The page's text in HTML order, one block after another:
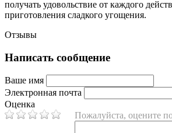
получать удовольствие от каждого
приготовления сладкого угощения.
Отзывы
Написать сообщение
Ваше имя
Электронная почта
Оценка
Пожалуйста, оцените